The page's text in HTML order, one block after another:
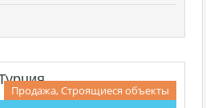
Продажа, Строящиеся объекты